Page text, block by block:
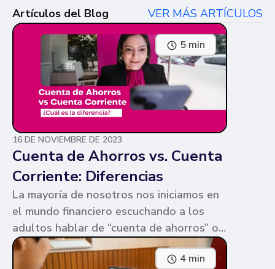
Artículos del Blog VER MÁS ARTÍCULOS
5 min
16 DE NOVIEMBRE DE 2023
Cuenta de Ahorros vs. Cuenta
Corriente: Diferencias
La mayoría de nosotros nos iniciamos en
el mundo financiero escuchando a los
adultos hablar de “cuenta de ahorros” o
“cuenta corriente”. Ambas cuentas
parecen similares y puede ser confuso,
4 min